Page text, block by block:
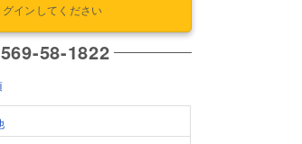
インしてください
58-1822